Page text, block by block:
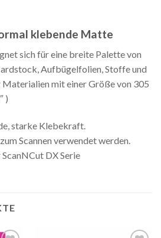
klebende Matte
sich für eine breite Palette von
Aufbügelfolien, Stoffe und
Materialien mit einer Größe von 305
)
starke Klebekraft.
Scannen verwendet werden.
DX Serie